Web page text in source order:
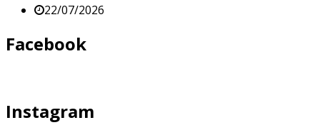
22/07/2026
Facebook
Instagram